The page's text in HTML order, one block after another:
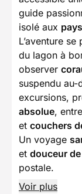
guide
isolé aux
L’aventure
du lagon à
observer
suspendu au-
excursions,
absolue,
et couchers
Un voyage
et douceur
postale.
Voir plus